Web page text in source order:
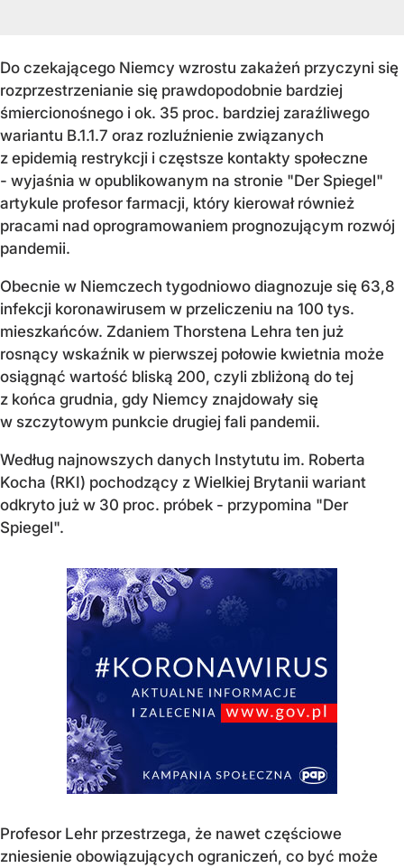
Do czekającego Niemcy wzrostu zakażeń przyczyni się
rozprzestrzenianie się prawdopodobnie bardziej
śmiercionośnego i ok. 35 proc. bardziej zaraźliwego
wariantu B.1.1.7 oraz rozluźnienie związanych
z epidemią restrykcji i częstsze kontakty społeczne
- wyjaśnia w opublikowanym na stronie "Der Spiegel"
artykule profesor farmacji, który kierował również
pracami nad oprogramowaniem prognozującym rozwój
pandemii.
Obecnie w Niemczech tygodniowo diagnozuje się 63,8
infekcji koronawirusem w przeliczeniu na 100 tys.
mieszkańców. Zdaniem Thorstena Lehra ten już
rosnący wskaźnik w pierwszej połowie kwietnia może
osiągnąć wartość bliską 200, czyli zbliżoną do tej
z końca grudnia, gdy Niemcy znajdowały się
w szczytowym punkcie drugiej fali pandemii.
Według najnowszych danych Instytutu im. Roberta
Kocha (RKI) pochodzący z Wielkiej Brytanii wariant
odkryto już w 30 proc. próbek - przypomina "Der
Spiegel".
Profesor Lehr przestrzega, że nawet częściowe
zniesienie obowiązujących ograniczeń, co być może